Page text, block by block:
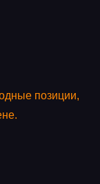
позиции,